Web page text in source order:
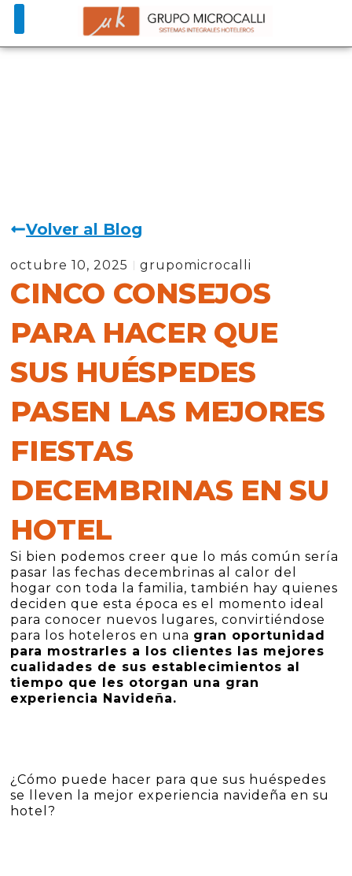
Volver al Blog
octubre 10, 2025 grupomicrocalli
CINCO CONSEJOS
PARA HACER QUE
SUS HUÉSPEDES
PASEN LAS MEJORES
FIESTAS
DECEMBRINAS EN SU
HOTEL
Si bien podemos creer que lo más común sería
pasar las fechas decembrinas al calor del
hogar con toda la familia, también hay quienes
deciden que esta época es el momento ideal
para conocer nuevos lugares, convirtiéndose
para los hoteleros en una gran oportunidad
para mostrarles a los clientes las mejores
cualidades de sus establecimientos al
tiempo que les otorgan una gran
experiencia Navideña.
¿Cómo puede hacer para que sus huéspedes
se lleven la mejor experiencia navideña en su
hotel?